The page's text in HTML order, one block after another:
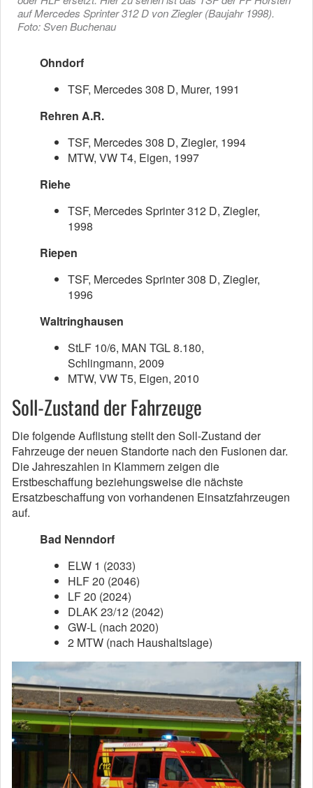
auf Mercedes Sprinter 312 D von Ziegler (Baujahr 1998).
Foto: Sven Buchenau
Ohndorf
TSF, Mercedes 308 D, Murer, 1991
Rehren A.R.
TSF, Mercedes 308 D, Ziegler, 1994
MTW, VW T4, Eigen, 1997
Riehe
TSF, Mercedes Sprinter 312 D, Ziegler,
1998
Riepen
TSF, Mercedes Sprinter 308 D, Ziegler,
1996
Waltringhausen
StLF 10/6, MAN TGL 8.180,
Schlingmann, 2009
MTW, VW T5, Eigen, 2010
Soll-Zustand der Fahrzeuge
Die folgende Auflistung stellt den Soll-Zustand der
Fahrzeuge der neuen Standorte nach den Fusionen dar.
Die Jahreszahlen in Klammern zeigen die
Erstbeschaffung beziehungsweise die nächste
Ersatzbeschaffung von vorhandenen Einsatzfahrzeugen
auf.
Bad Nenndorf
ELW 1 (2033)
HLF 20 (2046)
LF 20 (2024)
DLAK 23/12 (2042)
GW-L (nach 2020)
2 MTW (nach Haushaltslage)